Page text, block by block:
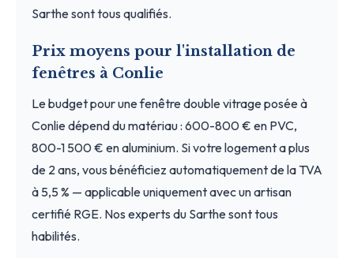
Sarthe sont tous qualifiés.
Prix moyens pour l'installation de
fenêtres à Conlie
Le budget pour une fenêtre double vitrage posée à
Conlie dépend du matériau : 600-800 € en PVC,
800-1 500 € en aluminium. Si votre logement a plus
de 2 ans, vous bénéficiez automatiquement de la TVA
à 5,5 % — applicable uniquement avec un artisan
certifié RGE. Nos experts du Sarthe sont tous
habilités.